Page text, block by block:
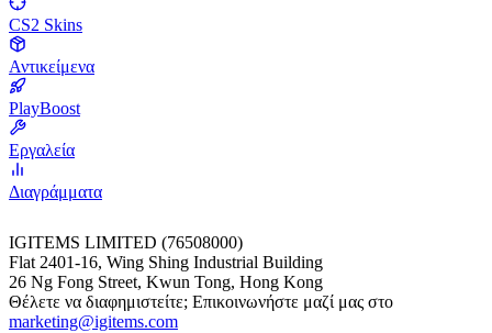
CS2 Skins
Αντικείμενα
PlayBoost
Εργαλεία
Διαγράμματα
IGITEMS LIMITED (76508000)
Flat 2401-16, Wing Shing Industrial Building
26 Ng Fong Street, Kwun Tong, Hong Kong
Θέλετε να διαφημιστείτε; Επικοινωνήστε μαζί μας στο
marketing@igitems.com